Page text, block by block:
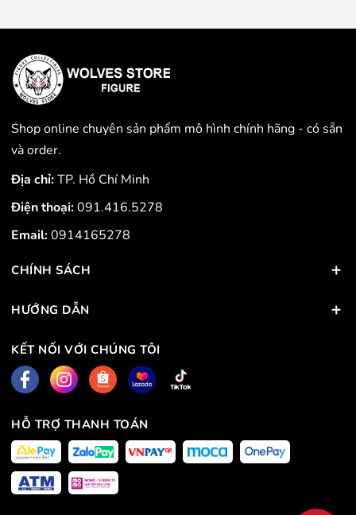
Shop online chuyên sản phẩm mô hình chính hãng - có sẵn
và order.
Địa chỉ:TP. Hồ Chí Minh
Điện thoại:091.416.5278
Email:0914165278
CHÍNH SÁCH
HƯỚNG DẪN
KẾT NỐI VỚI CHÚNG TÔI
HỖ TRỢ THANH TOÁN